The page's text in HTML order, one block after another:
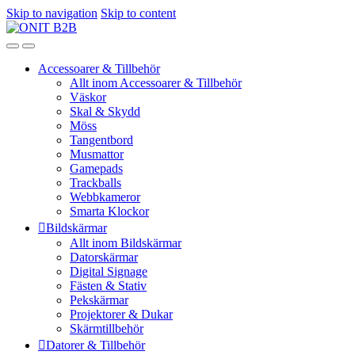
Skip to navigation Skip to content
Accessoarer & Tillbehör
Allt inom Accessoarer & Tillbehör
Väskor
Skal & Skydd
Möss
Tangentbord
Musmattor
Gamepads
Trackballs
Webbkameror
Smarta Klockor
Bildskärmar
Allt inom Bildskärmar
Datorskärmar
Digital Signage
Fästen & Stativ
Pekskärmar
Projektorer & Dukar
Skärmtillbehör
Datorer & Tillbehör